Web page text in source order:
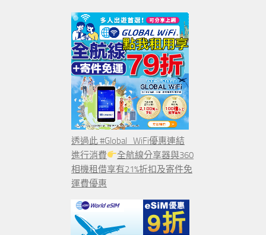
透過此 #Global_WiFi優惠連結
進行消費
全航線分享器與360
相機租借享有21%折扣及寄件免
運費優惠